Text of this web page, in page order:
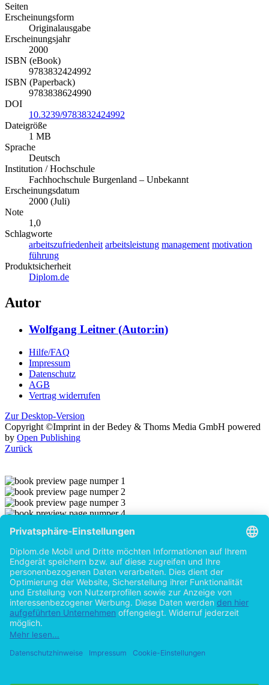
Seiten
Erscheinungsform
Originalausgabe
Erscheinungsjahr
2000
ISBN (eBook)
9783832424992
ISBN (Paperback)
9783838624990
DOI
10.3239/9783832424992
Dateigröße
1 MB
Sprache
Deutsch
Institution / Hochschule
Fachhochschule Burgenland – Unbekannt
Erscheinungsdatum
2000 (Juli)
Note
1,0
Schlagworte
arbeitszufriedenheit arbeitsleistung management motivation
führung
Produktsicherheit
Diplom.de
Autor
Wolfgang Leitner (Autor:in)
Hilfe/FAQ
Impressum
Datenschutz
AGB
Vertrag widerrufen
Zur Desktop-Version
Copyright ©Imprint in der Bedey & Thoms Media GmbH powered
by Open Publishing
Zurück